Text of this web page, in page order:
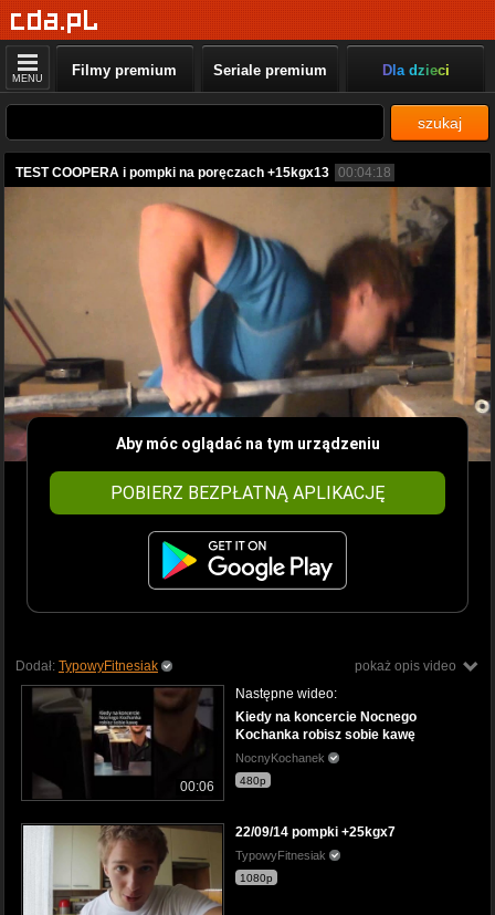
MENU Filmy premium Seriale premium Dla dzieci
szukaj
TEST COOPERA i pompki na poręczach +15kgx13 00:04:18
Aby móc oglądać na tym urządzeniu
POBIERZ BEZPŁATNĄ APLIKACJĘ
pokaż opis video
Dodał: TypowyFitnesiak
00:06
Następne wideo:
Kiedy na koncercie Nocnego
Kochanka robisz sobie kawę
NocnyKochanek
480p
22/09/14 pompki +25kgx7
TypowyFitnesiak
1080p